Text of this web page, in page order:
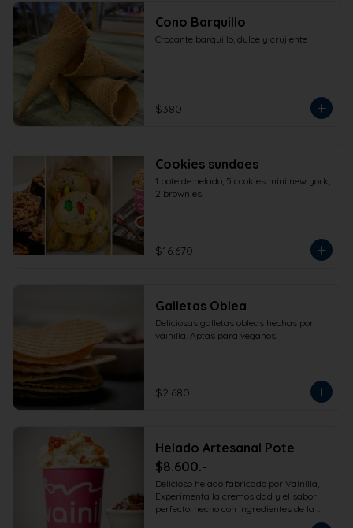
Cono Barquillo
Crocante barquillo, dulce y crujiente
$380
Cookies sundaes
1 pote de helado, 5 cookies mini new york,
2 brownies.
$16.670
Galletas Oblea
Deliciosas galletas obleas hechas por
vainilla. Aptas para veganos.
$2.680
Helado Artesanal Pote
$8.600.-
Delicioso helado fabricado por Vainilla,
Experimenta la cremosidad y el sabor
perfecto, hecho con ingredientes de la
más alta calidad para que disfrutes en